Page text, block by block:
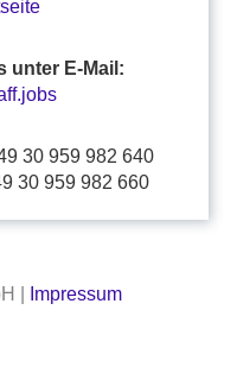
unter E-Mail:
30 959 982 640
30 959 982 660
| Impressum